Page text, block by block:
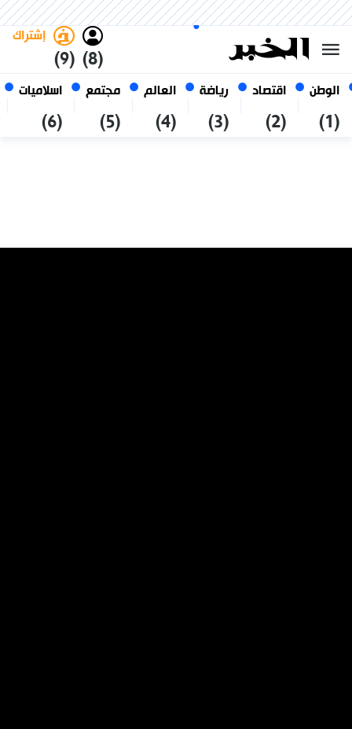
الوطن
(1)
اقتصاد
(2)
رياضة
(3)
العالم
(4)
مجتمع
(5)
اسلاميات
(6)
(8)
إشتراك
(9)
أغسطس 2026
الجزائر